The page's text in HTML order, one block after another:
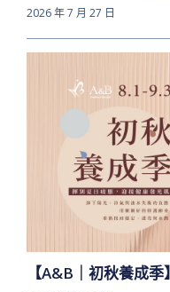
2026 年 7 月 27 日
【A&B｜初秋養成季】